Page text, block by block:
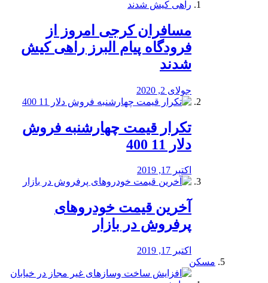
مسافران کرجی امروز از
فرودگاه پیام البرز راهی کیش
شدند
جولای 2, 2020
تکرار قیمت چهارشنبه فروش
دلار 11 400
اکتبر 17, 2019
آخرین قیمت خودرو‌های
پرفروش در بازار
اکتبر 17, 2019
مسکن